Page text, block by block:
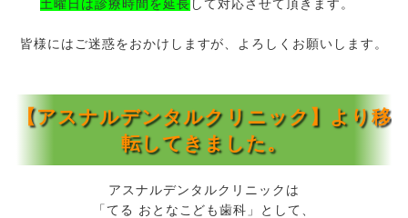
土曜日は診療時間を延長 して対応させて頂きます。
皆様にはご迷惑をおかけしますが、よろしくお願いします。
【アスナルデンタルクリニック】より移
転してきました。
アスナルデンタルクリニックは
「てる おとなこども歯科」として、